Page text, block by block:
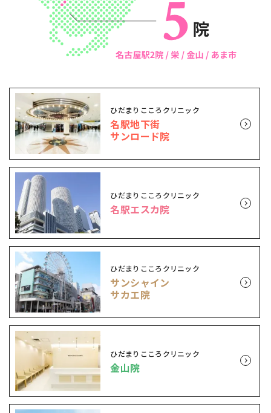
ひだまりこころクリニック
名駅地下街
サンロード院
ひだまりこころクリニック
名駅エスカ院
ひだまりこころクリニック
サンシャイン
サカエ院
ひだまりこころクリニック
金山院